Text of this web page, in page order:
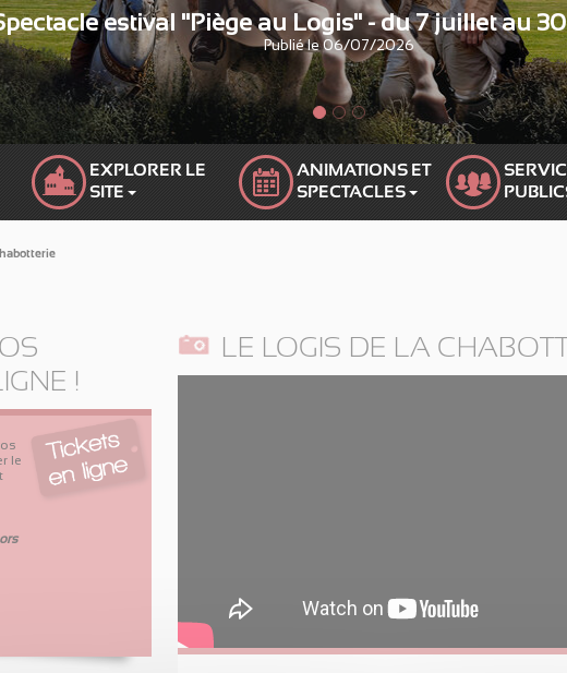
estival "Piège au Logis" - du 7 juillet au
Publié le06/07/2026
EXPLORER LE
SITE
ANIMATIONS ET
SPECTACLES
la Chabotterie
!
le
LE LOGIS DE LA